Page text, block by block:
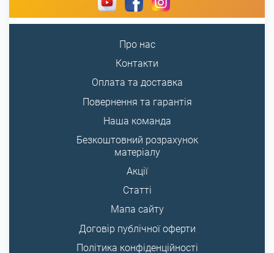
Про нас
Контакти
Оплата та доставка
Повернення та гарантія
Наша команда
Безкоштовний розрахунок
матеріалу
Акції
Статті
Мапа сайту
Договір публічної оферти
Політика конфіденційності